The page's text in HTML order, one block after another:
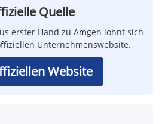
Quelle
erster Hand zu Amgen lohnt sich
Unternehmenswebsite.
Website